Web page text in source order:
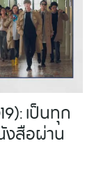
เป็นทุก
งสือผ่าน